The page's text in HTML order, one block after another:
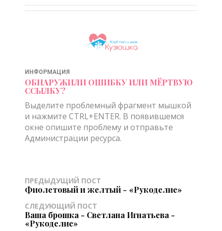
ИНФОРМАЦИЯ
ОБНАРУЖИЛИ ОШИБКУ ИЛИ МЁРТВУЮ
ССЫЛКУ?
Выделите проблемный фрагмент мышкой
и нажмите CTRL+ENTER. В появившемся
окне опишите проблему и отправьте
Администрации ресурса.
ПРЕДЫДУЩИЙ ПОСТ
Фиолетовый и желтый - «Рукоделие»
СЛЕДУЮЩИЙ ПОСТ
Ваша брошка - Светлана Игнатьева -
«Рукоделие»